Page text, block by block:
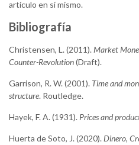
artículo en sí mismo.
Bibliografía
Christensen, L. (2011).Market
Counter-Revolution(Draft).
Garrison, R. W. (2001). Time and
structure. Routledge.
Hayek, F. A. (1931). Prices and
Huerta de Soto, J. (2020).Dinero,